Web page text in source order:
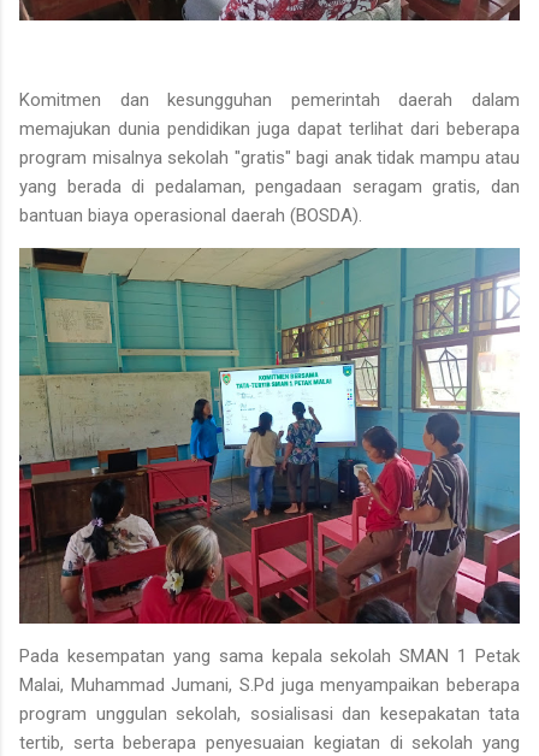
Komitmen dan kesungguhan pemerintah daerah dalam
memajukan dunia pendidikan juga dapat terlihat dari beberapa
program misalnya sekolah "gratis" bagi anak tidak mampu atau
yang berada di pedalaman, pengadaan seragam gratis, dan
bantuan biaya operasional daerah (BOSDA).
Pada kesempatan yang sama kepala sekolah SMAN 1 Petak
Malai, Muhammad Jumani, S.Pd juga menyampaikan beberapa
program unggulan sekolah, sosialisasi dan kesepakatan tata
tertib, serta beberapa penyesuaian kegiatan di sekolah yang